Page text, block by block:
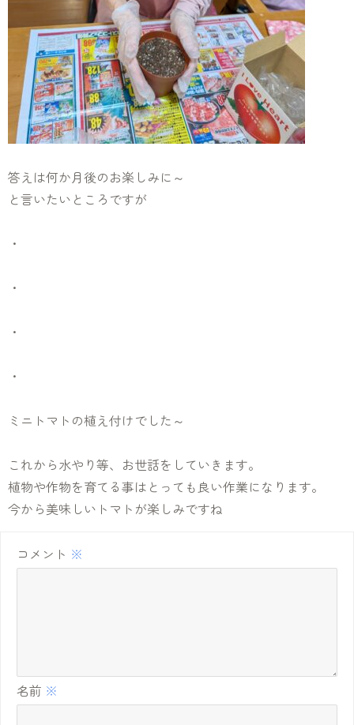
答えは何か月後のお楽しみに～
と言いたいところですが
・
・
・
・
ミニトマトの植え付けでした～
これから水やり等、お世話をしていきます。
植物や作物を育てる事はとっても良い作業になります。
今から美味しいトマトが楽しみですね
コメント ※
名前 ※